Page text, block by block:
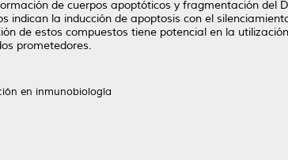
de cuerpos apoptóticos y fragmentación del
indican la inducción de apoptosis con el
de estos compuestos tiene potencial en la
prometedores.
en inmunobiología